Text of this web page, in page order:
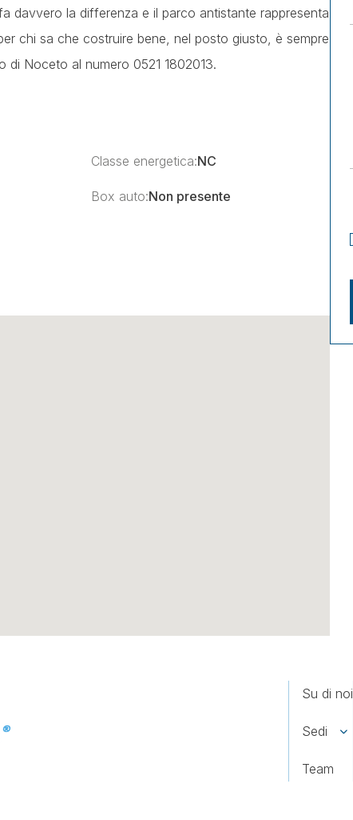
davvero la differenza e il parco antistante rappresenta
chi sa che costruire bene, nel posto giusto, è sempre
Noceto al numero 0521 1802013.
Classe energetica:NC
Box auto:Non presente
Su di noi
Sedi
Team